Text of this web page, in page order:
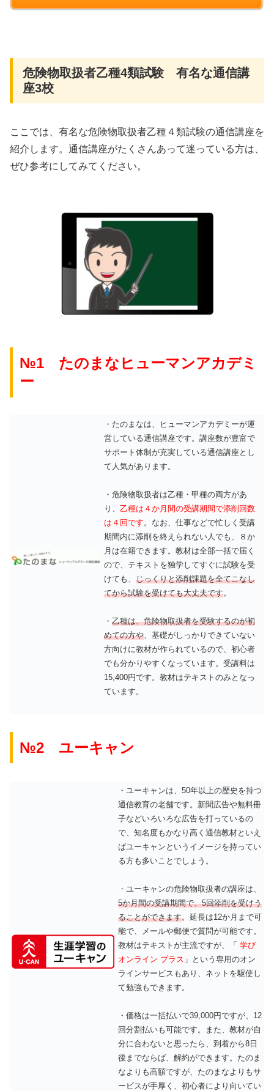
危険物取扱者乙種4類試験 有名な通信講
座3校
ここでは、有名な危険物取扱者乙種４類試験の通信講座を
紹介します。通信講座がたくさんあって迷っている方は、
ぜひ参考にしてみてください。
№1 たのまなヒューマンアカデミ
ー
・たのまなは、ヒューマンアカデミーが運
営している通信講座です。講座数が豊富で
サポート体制が充実している通信講座とし
て人気があります。
・危険物取扱者は乙種・甲種の両方があ
り、 乙種は４か月間の受講期間で添削回数
は４回です。なお、仕事などで忙しく受講
期間内に添削を終えられない人でも、８か
月は在籍できます。教材は全部一括で届く
ので、テキストを独学してすぐに試験を受
けても、 じっくりと添削課題を全てこなし
てから試験を受けても大丈夫です。
・ 乙種は、危険物取扱者を受験するのが初
めての方や、基礎がしっかりできていない
方向けに教材が作られているので、初心者
でも分かりやすくなっています。受講料は
15,400円です。教材はテキストのみとなっ
ています。
№2 ユーキャン
・ユーキャンは、50年以上の歴史を持つ
通信教育の老舗です。新聞広告や無料冊
子などいろいろな広告を打っているの
で、知名度もかなり高く通信教材といえ
ばユーキャンというイメージを持ってい
る方も多いことでしょう。
・ユーキャンの危険物取扱者の講座は、
5か月間の受講期間で、5回添削を受けう
ることができます。延長は12か月まで可
能で、メールや郵便で質問が可能です。
教材はテキストが主流ですが、「 学び
オンライン プラス 」という専用のオン
ラインサービスもあり、ネットを駆使し
て勉強もできます。
・価格は一括払いで39,000円ですが、12
回分割払いも可能です。また、教材が自
分に合わないと思ったら、到着から8日
後までならば、解約ができます。たのま
なよりも高額ですが、たのまなよりもサ
ービスが手厚く、初心者により向いてい